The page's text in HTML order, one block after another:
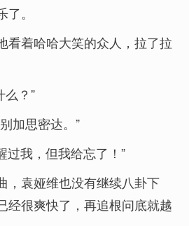
。
看着哈哈大笑的众人，拉了拉
么？”
加思密达。”
过我，但我给忘了！”
，袁娅维也没有继续八卦下
经很爽快了，再追根问底就越